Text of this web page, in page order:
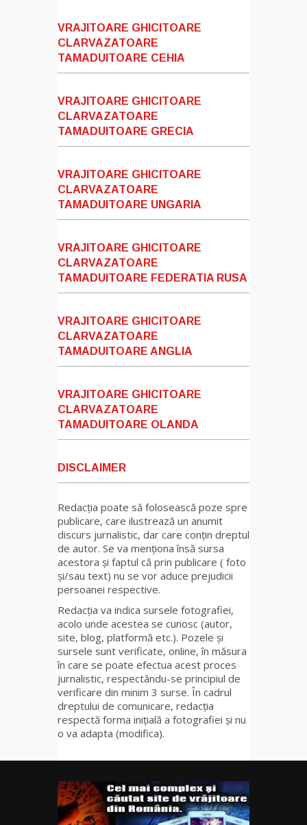
VRAJITOARE GHICITOARE
CLARVAZATOARE
TAMADUITOARE CEHIA
VRAJITOARE GHICITOARE
CLARVAZATOARE
TAMADUITOARE GRECIA
VRAJITOARE GHICITOARE
CLARVAZATOARE
TAMADUITOARE UNGARIA
VRAJITOARE GHICITOARE
CLARVAZATOARE
TAMADUITOARE FEDERATIA RUSA
VRAJITOARE GHICITOARE
CLARVAZATOARE
TAMADUITOARE ANGLIA
VRAJITOARE GHICITOARE
CLARVAZATOARE
TAMADUITOARE OLANDA
DISCLAIMER
Redacția poate să folosească poze spre
publicare, care ilustrează un anumit
discurs jurnalistic, dar care conțin dreptul
de autor. Se va menționa însă sursa
acestora și faptul că prin publicare ( foto
și/sau text) nu se vor aduce prejudicii
persoanei respective.
Redacția va indica sursele fotografiei,
acolo unde acestea se cunosc (autor,
site, blog, platformă etc.). Pozele și
sursele sunt verificate, online, în măsura
în care se poate efectua acest proces
jurnalistic, respectându-se principiul de
verificare din minim 3 surse. În cadrul
dreptului de comunicare, redacția
respectă forma inițială a fotografiei și nu
o va adapta (modifica).